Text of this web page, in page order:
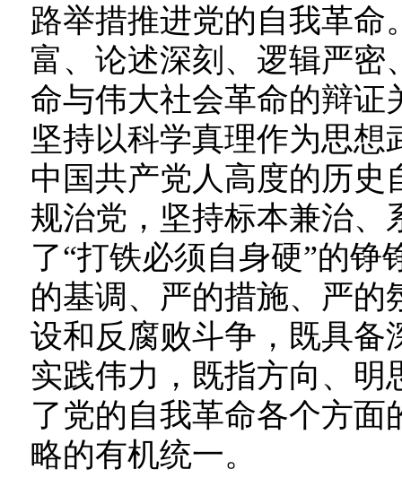
路举措推进党的自我革命
富、论述深刻、逻辑严密
命与伟大社会革命的辩证
坚持以科学真理作为思
中国共产党人高度的历
规治党，坚持标本兼治、
了“打铁必须自身硬”的
的基调、严的措施、严
设和反腐败斗争，既具备
实践伟力，既指方向、
了党的自我革命各个方
略的有机统一。